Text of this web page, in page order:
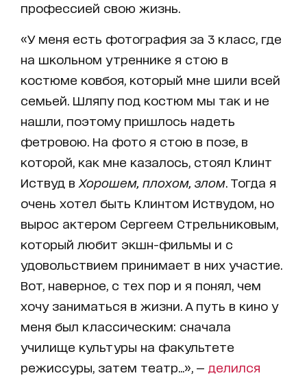
профессией свою жизнь.
«У меня есть фотография за 3 класс, где
на школьном утреннике я стою в
костюме ковбоя, который мне шили всей
семьей. Шляпу под костюм мы так и не
нашли, поэтому пришлось надеть
фетровою. На фото я стою в позе, в
которой, как мне казалось, стоял Клинт
Иствуд в Хорошем, плохом, злом . Тогда я
очень хотел быть Клинтом Иствудом, но
вырос актером Сергеем Стрельниковым,
который любит экшн-фильмы и с
удовольствием принимает в них участие.
Вот, наверное, с тех пор и я понял, чем
хочу заниматься в жизни. А путь в кино у
меня был классическим: сначала
училище культуры на факультете
режиссуры, затем театр...», — делился